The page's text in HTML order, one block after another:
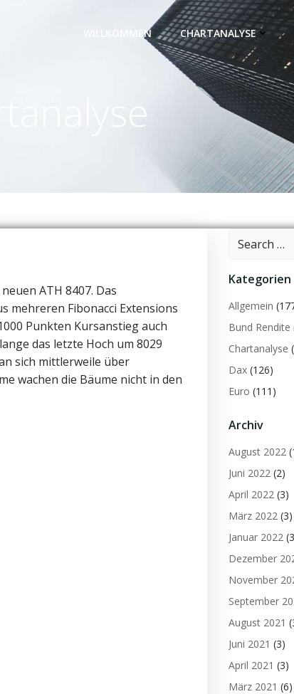
WILLKOMMEN CHARTANALYSE
ATH 8407. Das
mehreren Fibonacci Extensions
Punkten Kursanstieg auch
das letzte Hoch um 8029
sich mittlerweile über
wachen die Bäume nicht in den
Search
Kategorien
Allgemein
Bund Rendite
Chartanalyse
Dax (126)
Euro (111)
Archiv
August 2022
Juni 2022 (2)
April 2022 (3)
März 2022 (3)
Januar 2022
Dezember
November
September
August 2021
Juni 2021 (3)
April 2021 (3)
März 2021 (6)